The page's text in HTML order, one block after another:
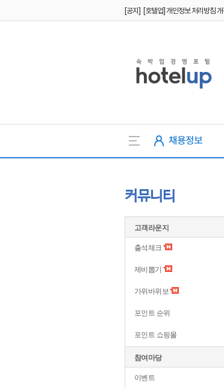
채용정보
커뮤니티
고객라운지
출석체크
제비뽑기
가위바위보
포인트 순위
포인트 쇼핑몰
참여마당
이벤트